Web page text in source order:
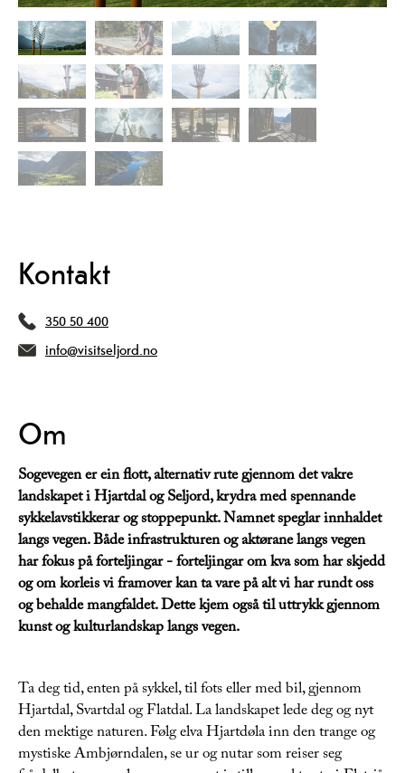
Kontakt
350 50 400
info@visitseljord.no
Om
Sogevegen er ein flott, alternativ rute gjennom det vakre
landskapet i Hjartdal og Seljord, krydra med spennande
sykkelavstikkerar og stoppepunkt. Namnet speglar innhaldet
langs vegen. Både infrastrukturen og aktørane langs vegen
har fokus på forteljingar - forteljingar om kva som har skjedd
og om korleis vi framover kan ta vare på alt vi har rundt oss
og behalde mangfaldet. Dette kjem også til uttrykk gjennom
kunst og kulturlandskap langs vegen.
Ta deg tid, enten på sykkel, til fots eller med bil, gjennom
Hjartdal, Svartdal og Flatdal. La landskapet lede deg og nyt
den mektige naturen. Følg elva Hjartdøla inn den trange og
mystiske Ambjørndalen, se ur og nutar som reiser seg